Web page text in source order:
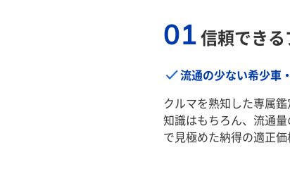
01信頼でき
流通の少ない希少車
クルマを熟知した専属
知識はもちろん、流通
で見極めた納得の適正価